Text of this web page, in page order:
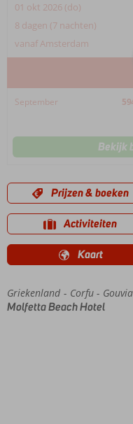
01 okt 2026 (do)
8 dagen (7 nachten)
vanaf Amsterdam
September
Bekijk
Prijzen & boeken
Activiteiten
Kaart
Home
Griekenland Corfu Gouvia
Molfetta Beach Hotel